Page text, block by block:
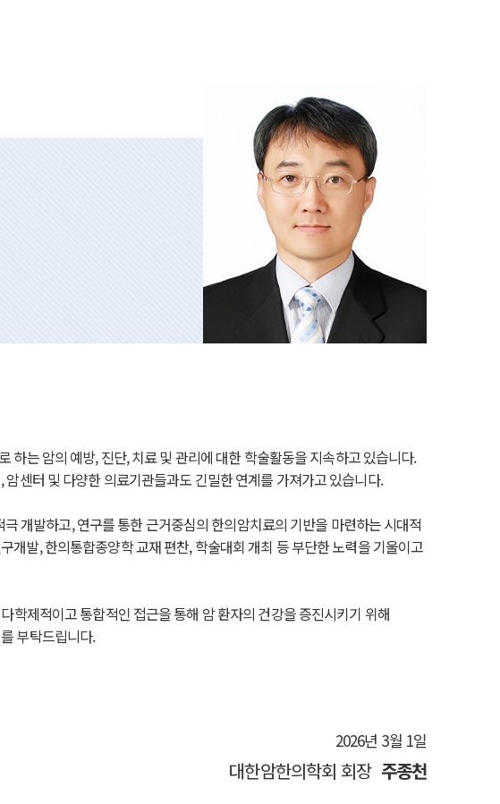
는 암의 예방, 진단, 치료 및 관리에 대한 학술활동을 지속하고 있습니다.
센터 및 다양한 의료기관들과도 긴밀한 연계를 가져가고 있습니다.
개발하고, 연구를 통한 근거중심의 한의암치료의 기반을 마련하는 시대적
발, 한의통합종양학 교재 편찬, 학술대회 개최 등 부단한 노력을 기울이고
학제적이고 통합적인 접근을 통해 암 환자의 건강을 증진시키기 위해
부탁드립니다.
2026년 3월 1일
대한암한의학회 회장 주종천